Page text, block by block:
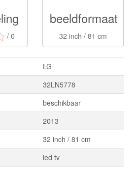
/ 0
beeldformaat
32 inch / 81 cm
LG
32LN5778
beschikbaar
2013
32 inch / 81 cm
led tv